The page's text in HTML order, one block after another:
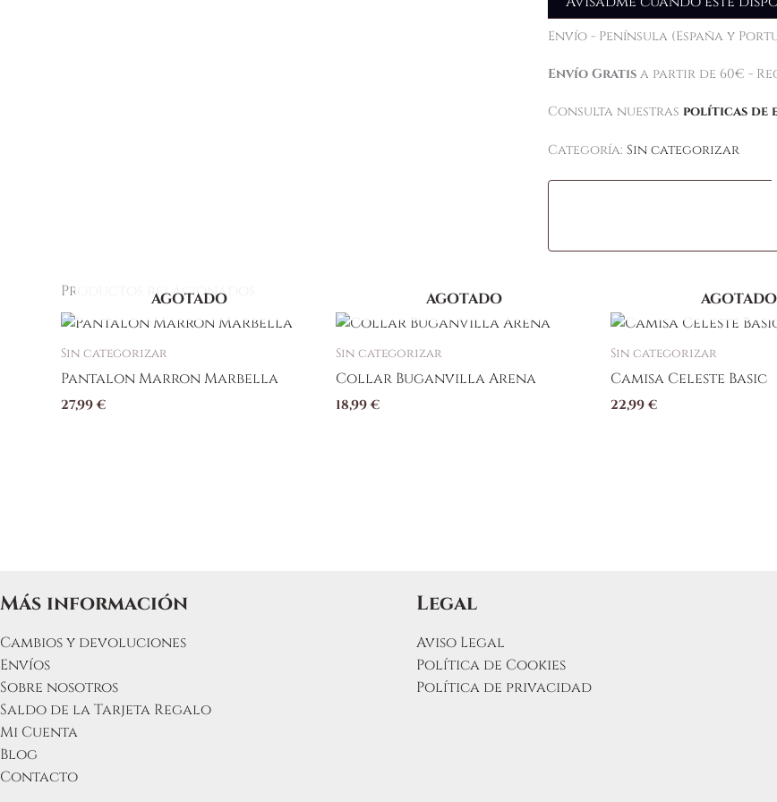
Envío - Península (España y
Envío Gratisa partir de 60€ -
Consulta nuestras políticas de
Categoría: Sin categorizar
Productos relacionados
AGOTADO
Sin categorizar
Pantalon Marron Marbella
27,99€
Este
producto
múltiples
variantes.
de
producto
AGOTADO
Sin categorizar
Collar Buganvilla Arena
18,99€
AGOTADO
Sin categorizar
Camisa Celeste Basic
22,99€
Más información
Cambios y devoluciones
Envíos
Sobre nosotros
Saldo de la Tarjeta Regalo
Mi Cuenta
Blog
Contacto
Legal
Aviso Legal
Política de Cookies
Política de privacidad